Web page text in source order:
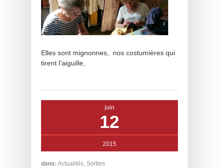
Elles sont mignonnes, nos costumières qui
tirent l’aiguille,
juin
12
2015
dans: Actualités, Sorties